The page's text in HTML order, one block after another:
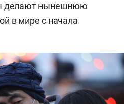
делают нынешнюю
в мире с начала